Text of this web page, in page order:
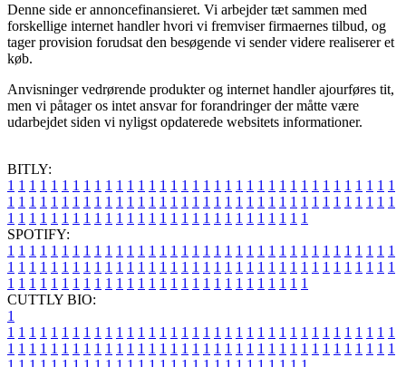
Denne side er annoncefinansieret. Vi arbejder tæt sammen med
forskellige internet handler hvori vi fremviser firmaernes tilbud, og
tager provision forudsat den besøgende vi sender videre realiserer et
køb.
Anvisninger vedrørende produkter og internet handler ajourføres tit,
men vi påtager os intet ansvar for forandringer der måtte være
udarbejdet siden vi nyligst opdaterede websitets informationer.
BITLY:
1 1 1 1 1 1 1 1 1 1 1 1 1 1 1 1 1 1 1 1 1 1 1 1 1 1 1 1 1 1 1 1 1 1 1 1
1 1 1 1 1 1 1 1 1 1 1 1 1 1 1 1 1 1 1 1 1 1 1 1 1 1 1 1 1 1 1 1 1 1 1 1
1 1 1 1 1 1 1 1 1 1 1 1 1 1 1 1 1 1 1 1 1 1 1 1 1 1 1 1
SPOTIFY:
1 1 1 1 1 1 1 1 1 1 1 1 1 1 1 1 1 1 1 1 1 1 1 1 1 1 1 1 1 1 1 1 1 1 1 1
1 1 1 1 1 1 1 1 1 1 1 1 1 1 1 1 1 1 1 1 1 1 1 1 1 1 1 1 1 1 1 1 1 1 1 1
1 1 1 1 1 1 1 1 1 1 1 1 1 1 1 1 1 1 1 1 1 1 1 1 1 1 1 1
CUTTLY BIO:
1
1 1 1 1 1 1 1 1 1 1 1 1 1 1 1 1 1 1 1 1 1 1 1 1 1 1 1 1 1 1 1 1 1 1 1 1
1 1 1 1 1 1 1 1 1 1 1 1 1 1 1 1 1 1 1 1 1 1 1 1 1 1 1 1 1 1 1 1 1 1 1 1